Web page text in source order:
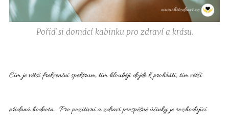
Pořiď si domácí kabinku pro zdraví a krásu.
Čím je větší frekvenční spektrum, tím hlouběji dojde k prohřátí, tím větší
přidaná hodnota. Pro pozitivní a zdraví prospěšné účinky je rozhodující